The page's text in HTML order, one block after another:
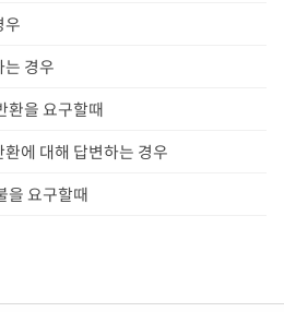
우
경우
환을 요구할때
에 대해 답변하는 경우
을 요구할때